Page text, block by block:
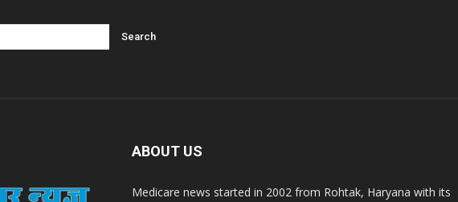
ABOUT US
Medicare news started in 2002 from Rohtak, Haryana with its